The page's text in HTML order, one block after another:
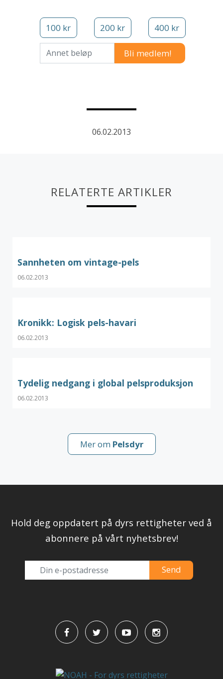
100 kr 200 kr 400 kr
Annet beløp
06.02.2013
RELATERTE ARTIKLER
Sannheten om vintage-pels
06.02.2013
Kronikk: Logisk pels-havari
06.02.2013
Tydelig nedgang i global pelsproduksjon
06.02.2013
Mer om Pelsdyr
Hold deg oppdatert på dyrs rettigheter ved å
abonnere på vårt nyhetsbrev!